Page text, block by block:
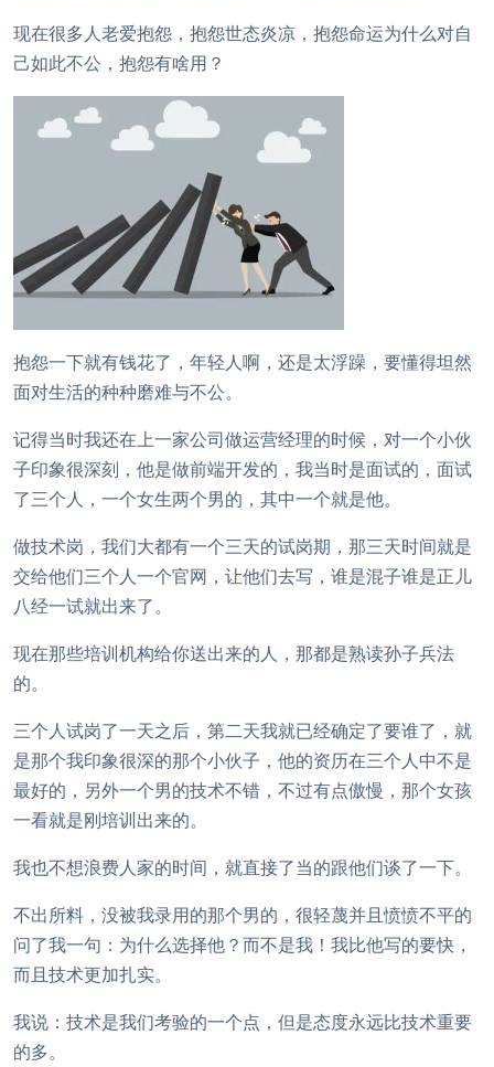
现在很多人老爱抱怨，抱怨世态炎凉，抱怨命运为什么对自
己如此不公，抱怨有啥用？
抱怨一下就有钱花了，年轻人啊，还是太浮躁，要懂得坦然
面对生活的种种磨难与不公。
记得当时我还在上一家公司做运营经理的时候，对一个小伙
子印象很深刻，他是做前端开发的，我当时是面试的，面试
了三个人，一个女生两个男的，其中一个就是他。
做技术岗，我们大都有一个三天的试岗期，那三天时间就是
交给他们三个人一个官网，让他们去写，谁是混子谁是正儿
八经一试就出来了。
现在那些培训机构给你送出来的人，那都是熟读孙子兵法
的。
三个人试岗了一天之后，第二天我就已经确定了要谁了，就
是那个我印象很深的那个小伙子，他的资历在三个人中不是
最好的，另外一个男的技术不错，不过有点傲慢，那个女孩
一看就是刚培训出来的。
我也不想浪费人家的时间，就直接了当的跟他们谈了一下。
不出所料，没被我录用的那个男的，很轻蔑并且愤愤不平的
问了我一句：为什么选择他？而不是我！我比他写的要快，
而且技术更加扎实。
我说：技术是我们考验的一个点，但是态度永远比技术重要
的多。